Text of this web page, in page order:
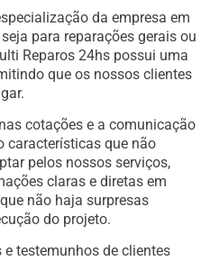
da empresa em
para reparações gerais ou
Reparos 24hs possui uma
que os nossos clientes
cotações e a comunicação
características que não
pelos nossos serviços,
claras e diretas em
não haja surpresas
do projeto.
testemunhos de clientes